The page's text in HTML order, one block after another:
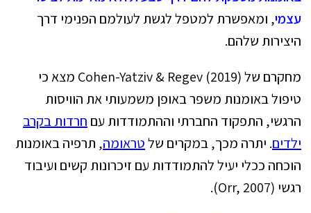
עצמי, ומאפשרת למטפל לגשת לעולמם הפנימי דרך
היצירות שלהם.
מחקרם של Cohen-Yatziv & Regev (2019) מצא כי
טיפול באומנות משפר באופן משמעותי את הוויסות
הרגשי, התפקוד החברתי וההתמודדות עם חרדות בקרב
ילדים. יתרה מכך, במקרים שלטראומה, תרפיה באומנות
הוכחה ככלי יעיל להתמודדות עם זיכרונות קשים ועיבוד
רגשי (Orr, 2007).